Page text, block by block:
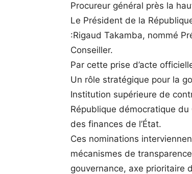
Procureur général près la
Le Président de la
:Rigaud Takamba, nommé
Conseiller.
Par cette prise d’acte
Un rôle stratégique pour la
Institution supérieure de
République démocratique
des finances de l’État.
Ces nominations
mécanismes de
gouvernance, axe prioritaire